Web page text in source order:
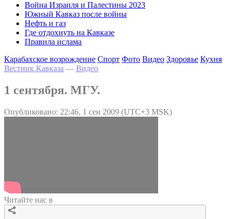
Война Израиля и Палестины 2023
Южный Кавказ после войны
Нефть и газ
Где отдохнуть на Кавказе
Правила ислама
Карабахское возрождение Спорт Фото Видео Здоровье Кухня
Вестник Кавказа — Видео
1 сентября. МГУ.
Опубликовано: 22:46, 1 сен 2009 (UTC+3 MSK)
Читайте нас в